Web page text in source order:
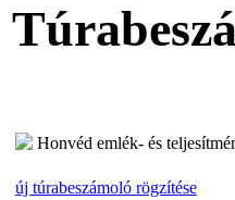
Honvéd emlék- és
új túrabeszámoló rögzítése